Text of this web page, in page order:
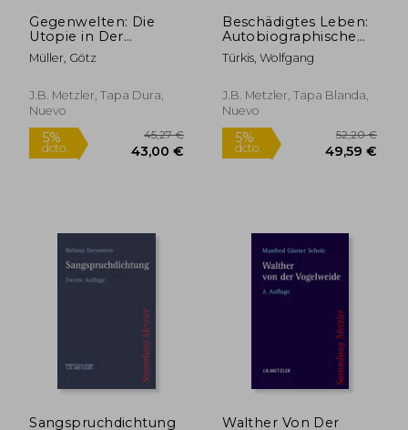
5%
dcto.
5%
dcto. 77,80
Gegenwelten: Die
Utopie in Der
Deutschen Literatur
(en Alemán)
Müller, Götz
J.B. Metzler, Tapa Dura,
Nuevo
Beschädigtes Leben:
Autobiographische
Texte Der Gegenwart.
Metzler
Alemán)
Türkis, Wolfgang
J.B. Metzler, Tapa Blanda,
Nuevo
Sangspruchdichtung
Walther Von Der